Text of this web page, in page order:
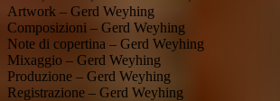
Artwork – Gerd Weyhing
Composizioni – Gerd Weyhing
Note di copertina – Gerd Weyhing
Mixaggio – Gerd Weyhing
Produzione – Gerd Weyhing
Registrazione – Gerd Weyhing